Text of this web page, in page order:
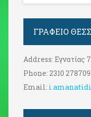
ΓΡΑΦΕΊΟ
Address: Εγνατίας
Phone: 2310 278709
Email: